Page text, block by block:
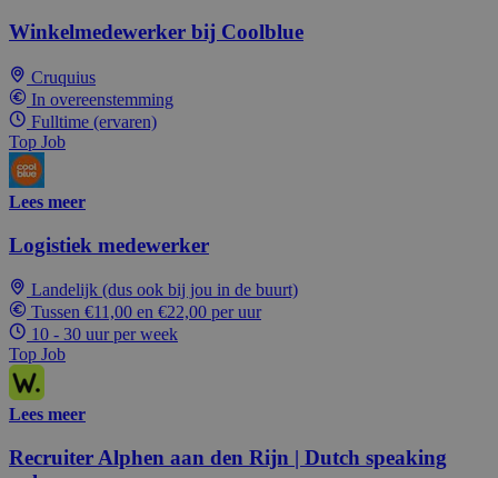
Winkelmedewerker bij Coolblue
Cruquius
In overeenstemming
Fulltime (ervaren)
Top Job
Lees meer
Logistiek medewerker
Landelijk (dus ook bij jou in de buurt)
Tussen €11,00 en €22,00 per uur
10 - 30 uur per week
Top Job
Lees meer
Recruiter Alphen aan den Rijn | Dutch speaking